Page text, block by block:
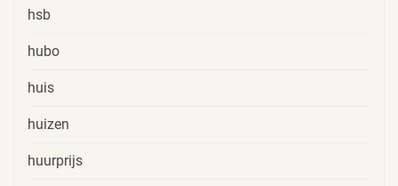
hsb
hubo
huis
huizen
huurprijs